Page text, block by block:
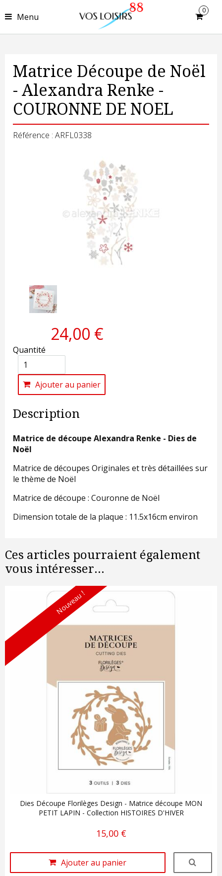
Menu
0
Matrice Découpe de Noël
- Alexandra Renke -
COURONNE DE NOEL
Référence : ARFL0338
24,00 €
Quantité
Ajouter au panier
Description
Matrice de découpe Alexandra Renke - Dies de
Noël
Matrice de découpes Originales et très détaillées sur
le thème de Noël
Matrice de découpe : Couronne de Noël
Dimension totale de la plaque : 11.5x16cm environ
Ces articles pourraient également
vous intéresser...
Nouveau !
Dies Découpe Florilèges Design - Matrice découpe MON
PETIT LAPIN - Collection HISTOIRES D'HIVER
15,00 €
Ajouter au panier